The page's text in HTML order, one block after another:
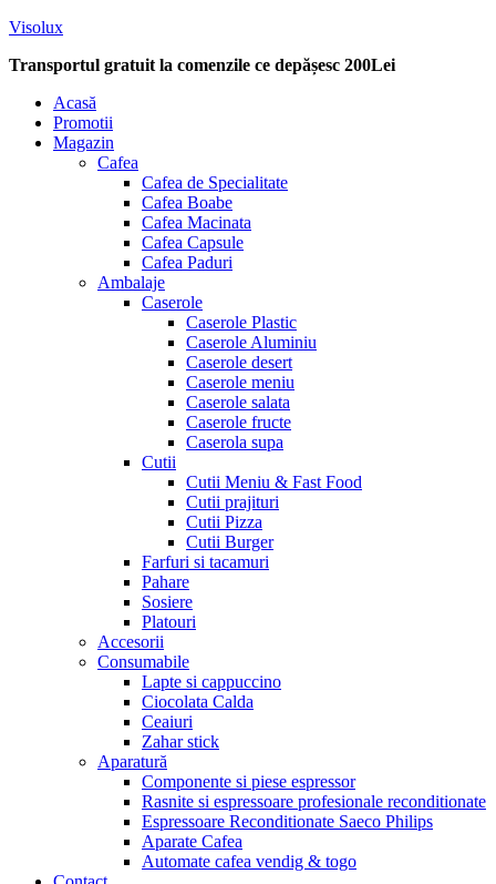
Visolux
Transportul gratuit la comenzile ce depășesc 200Lei
Menu
Acasă
Promotii
Magazin
Cafea
Cafea de Specialitate
Cafea Boabe
Cafea Macinata
Cafea Capsule
Cafea Paduri
Ambalaje
Caserole
Caserole Plastic
Caserole Aluminiu
Caserole desert
Caserole meniu
Caserole salata
Caserole fructe
Caserola supa
Cutii
Cutii Meniu & Fast Food
Cutii prajituri
Cutii Pizza
Cutii Burger
Farfuri si tacamuri
Pahare
Sosiere
Platouri
Accesorii
Consumabile
Lapte si cappuccino
Ciocolata Calda
Ceaiuri
Zahar stick
Aparatură
Componente si piese espressor
Rasnite si espressoare profesionale reconditionate
Espressoare Reconditionate Saeco Philips
Aparate Cafea
Automate cafea vendig & togo